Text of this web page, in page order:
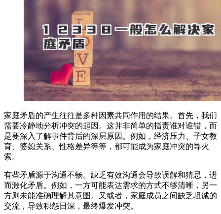
家庭矛盾的产生往往是多种因素共同作用的结果。首先，我们
需要冷静地分析冲突的起因。这并非简单的指责谁对谁错，而
是要深入了解事件背后的深层原因。例如，经济压力、子女教
育、婆媳关系、性格差异等等，都可能成为家庭冲突的导火
索。
有些矛盾源于沟通不畅。缺乏有效沟通会导致误解和猜忌，进
而激化矛盾。例如，一方可能表达需求的方式不够清晰，另一
方则未能准确理解其意图。又或者，家庭成员之间缺乏坦诚的
交流，导致积怨日深，最终爆发冲突。